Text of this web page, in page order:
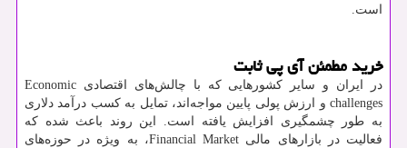
است.
خرید مطمئن آی پی ثابت
در ایران و سایر کشورهایی که با چالش‌های اقتصادی Economic
challenges و ارزش پولی پایین مواجه‌اند، تمایل به کسب درآمد دلاری
به طور چشمگیری افزایش یافته است. این روند باعث شده که
فعالیت در بازارهای مالی Financial Market، به ویژه در حوزه‌های